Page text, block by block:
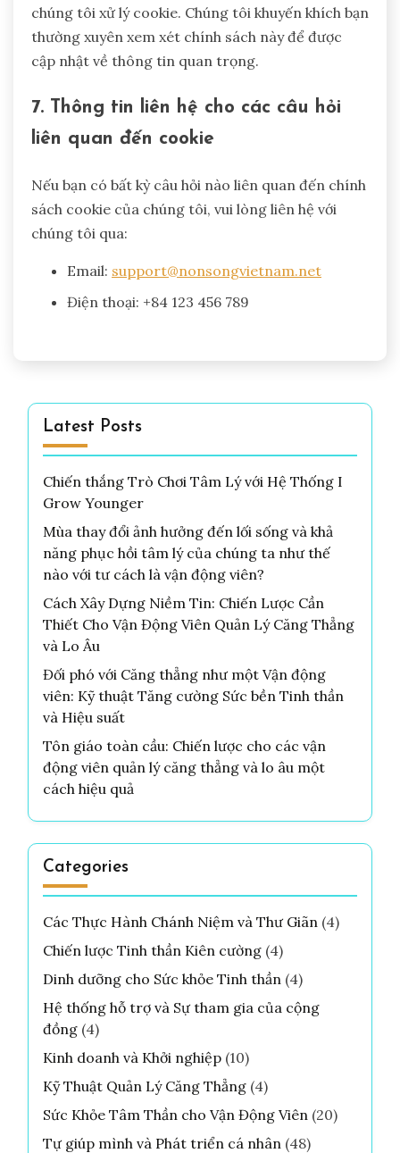
chúng tôi xử lý cookie. Chúng tôi khuyến khích bạn
thường xuyên xem xét chính sách này để được
cập nhật về thông tin quan trọng.
7. Thông tin liên hệ cho các câu hỏi
liên quan đến cookie
Nếu bạn có bất kỳ câu hỏi nào liên quan đến chính
sách cookie của chúng tôi, vui lòng liên hệ với
chúng tôi qua:
Email: support@nonsongvietnam.net
Điện thoại: +84 123 456 789
Latest Posts
Chiến thắng Trò Chơi Tâm Lý với Hệ Thống I
Grow Younger
Mùa thay đổi ảnh hưởng đến lối sống và khả
năng phục hồi tâm lý của chúng ta như thế
nào với tư cách là vận động viên?
Cách Xây Dựng Niềm Tin: Chiến Lược Cần
Thiết Cho Vận Động Viên Quản Lý Căng Thẳng
và Lo Âu
Đối phó với Căng thẳng như một Vận động
viên: Kỹ thuật Tăng cường Sức bền Tinh thần
và Hiệu suất
Tôn giáo toàn cầu: Chiến lược cho các vận
động viên quản lý căng thẳng và lo âu một
cách hiệu quả
Categories
Các Thực Hành Chánh Niệm và Thư Giãn (4)
Chiến lược Tinh thần Kiên cường (4)
Dinh dưỡng cho Sức khỏe Tinh thần (4)
Hệ thống hỗ trợ và Sự tham gia của cộng
đồng (4)
Kinh doanh và Khởi nghiệp (10)
Kỹ Thuật Quản Lý Căng Thẳng (4)
Sức Khỏe Tâm Thần cho Vận Động Viên (20)
Tự giúp mình và Phát triển cá nhân (48)